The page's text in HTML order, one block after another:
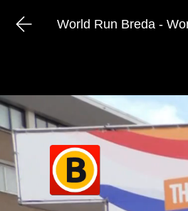
World Run Breda -